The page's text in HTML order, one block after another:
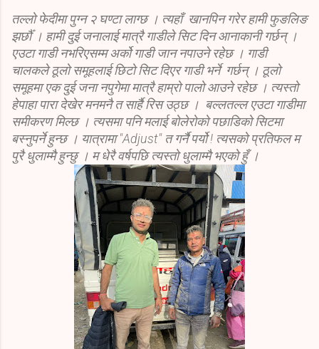
तल्लो फेदीमा पुग्न २ घण्टा लाग्छ । त्यहाँ खानपिन गरेर हामी फुङलिङ
झर्छौँ । हामी दुई जनालाई मात्रै गाडीले सिट दिन आनाकानी गर्छन् ।
एउटा गाडी नभरिएसम्म अर्को गाडी जान नपाउने रहेछ । गाडी
चालकले ठूलो समूहलाई छिटो सिट दिएर गाडी भर्ने गर्छन् । ठूलो
समूहमा एक दुई जना नपुगेमा मात्रै हाम्रो पालो आउने रहेछ । त्यस्तो
हेपाहा पारा देखेर मनमनै त सार्है रिस उठ्छ । बल्लतल्ल एउटा गाडीमा
समीकरण मिल्छ । त्यसमा पनि मलाई बोलेरोको पछाडिको सिटमा
बस्नुपर्ने हुन्छ । यात्रामा "Adjust" त गर्नै पर्यो ! त्यसको प्रतिफल म
पुरै धुलाम्मै हुन्छु । म धेरै वर्षपछि त्यस्तो धुलाम्मै भएको हुँ ।